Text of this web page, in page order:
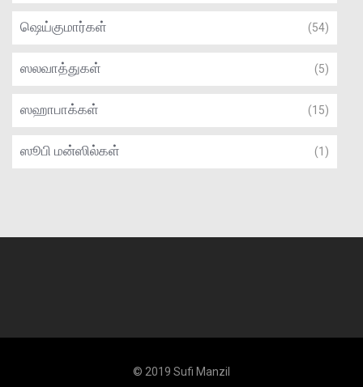
ஷெய்குமார்கள் (54)
ஸலவாத்துகள் (5)
ஸஹாபாக்கள் (15)
ஸூபி மன்ஸில்கள் (1)
© 2019 Sufi Manzil